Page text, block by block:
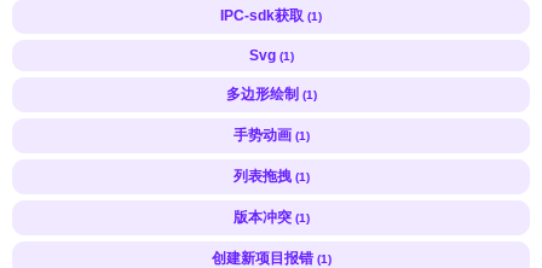
IPC-sdk获取 (1)
Svg (1)
多边形绘制 (1)
手势动画 (1)
列表拖拽 (1)
版本冲突 (1)
创建新项目报错 (1)